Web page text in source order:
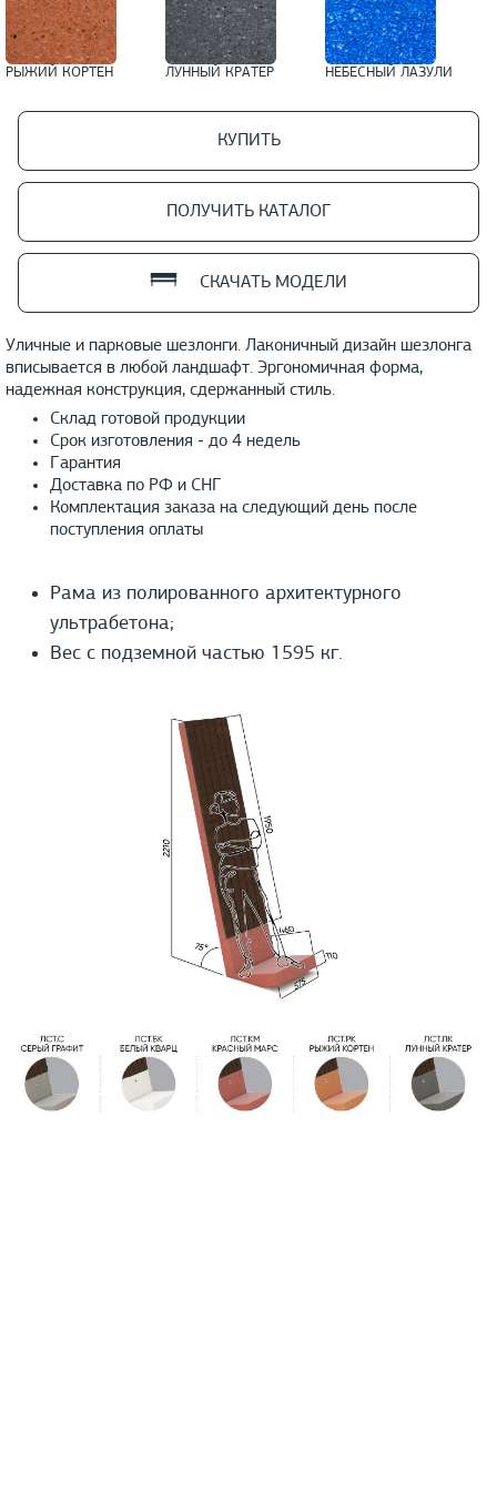
Уличные и парковые шезлонги. Лаконичный дизайн шезлонга
вписывается в любой ландшафт. Эргономичная форма,
надежная конструкция, сдержанный стиль.
Склад готовой продукции
Срок изготовления - до 4 недель
Гарантия
Доставка по РФ и СНГ
Комплектация заказа на следующий день после
поступления оплаты
РЫЖИЙ КОРТЕН ЛУННЫЙ КРАТЕР НЕБЕСНЫЙ ЛАЗУЛИ
КУПИТЬ
ПОЛУЧИТЬ КАТАЛОГ
СКАЧАТЬ МОДЕЛИ
Рама из полированного архитектурного
ультрабетона;
Вес с подземной частью 1595 кг.